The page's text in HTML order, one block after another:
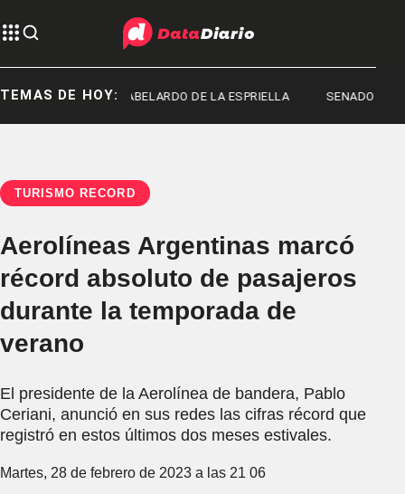
TEMAS DE HOY:ABELARDO DE LA ESPRIELLA SENADO
TURISMO RÉCORD
Aerolíneas Argentinas marcó
récord absoluto de pasajeros
durante la temporada de
verano
El presidente de la Aerolínea de bandera, Pablo
Ceriani, anunció en sus redes las cifras récord que
registró en estos últimos dos meses estivales.
Martes, 28 de febrero de 2023 a las 21 06